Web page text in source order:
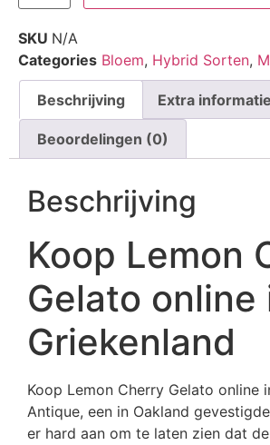
SKU N/A
Categories Bloem, Hybrid Sorten,
Beschrijving Extra informatie
Beoordelingen (0)
Beschrijving
Koop Lemon
Gelato online
Griekenland
Koop Lemon Cherry Gelato online
Antique, een in Oakland
er hard aan om te laten zien dat